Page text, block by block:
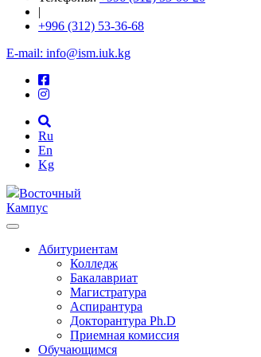
|
+996 (312) 53-36-68
E-mail: info@ism.iuk.kg
Ru
En
Kg
Восточный
Кампус
Абитуриентам
Колледж
Бакалавриат
Магистратура
Аспирантура
Докторантура Ph.D
Приемная комиссия
Обучающимся